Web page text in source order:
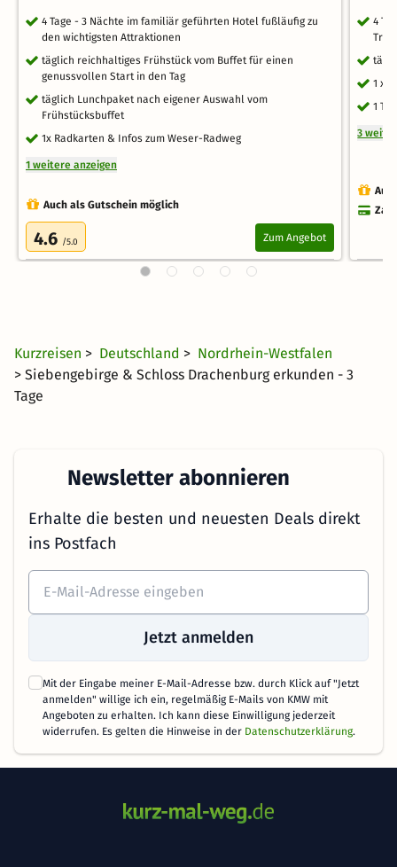
4 Tage - 3 Nächte im familiär geführten Hotel fußläufig zu
den wichtigsten Attraktionen
täglich reichhaltiges Frühstück vom Buffet für einen
genussvollen Start in den Tag
täglich Lunchpaket nach eigener Auswahl vom
Frühstücksbuffet
1x Radkarten & Infos zum Weser-Radweg
1 weitere anzeigen
Auch als Gutschein möglich
4.6 /5.0 Zum Angebot
4
1 x
1
3
Kurzreisen > Deutschland > Nordrhein-Westfalen
> Siebengebirge & Schloss Drachenburg erkunden - 3
Tage
Newsletter abonnieren
Erhalte die besten und neuesten Deals direkt
ins Postfach
Jetzt anmelden
Mit der Eingabe meiner E-Mail-Adresse bzw. durch Klick auf "Jetzt
anmelden" willige ich ein, regelmäßig E-Mails von KMW mit
Angeboten zu erhalten. Ich kann diese Einwilligung jederzeit
widerrufen. Es gelten die Hinweise in der Datenschutzerklärung.